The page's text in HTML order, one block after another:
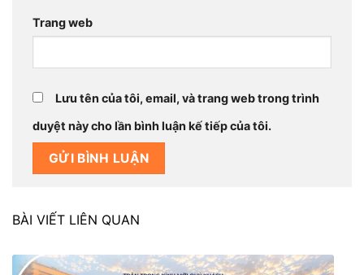
Trang web
Lưu tên của tôi, email, và trang web trong trình
duyệt này cho lần bình luận kế tiếp của tôi.
BÀI VIẾT LIÊN QUAN